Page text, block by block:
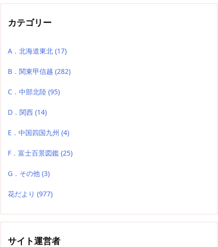
カテゴリー
A．北海道東北 (17)
B．関東甲信越 (282)
C．中部北陸 (95)
D．関西 (14)
E．中国四国九州 (4)
F．富士百景図鑑 (25)
G．その他 (3)
花だより (977)
サイト運営者